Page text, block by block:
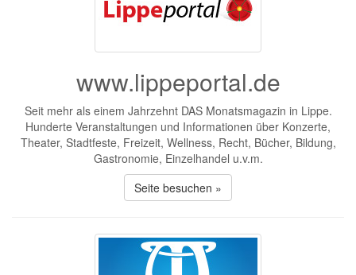
www.lippeportal.de
Seit mehr als einem Jahrzehnt DAS Monatsmagazin in Lippe.
Hunderte Veranstaltungen und Informationen über Konzerte,
Theater, Stadtfeste, Freizeit, Wellness, Recht, Bücher, Bildung,
Gastronomie, Einzelhandel u.v.m.
Seite besuchen »